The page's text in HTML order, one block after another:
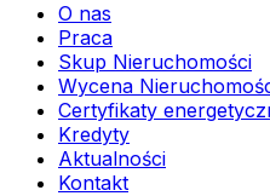
O nas
Praca
Skup Nieruchomości
Wycena
Certyfikaty
Kredyty
Aktualności
Kontakt